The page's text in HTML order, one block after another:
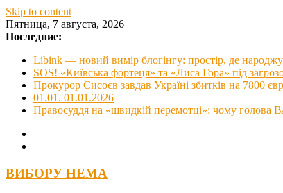
Skip to content
Пятница, 7 августа, 2026
Последние:
Libink — новий вимір блогінгу: простір, де
SOS! «Київська фортеця» та «Лиса Гора» під
Прокурор Сисоєв завдав Україні збитків на 7800
01.01. 01.01.2026
Правосуддя на «швидкій перемотці»: чому голова
ВИБОРУ НЕМА